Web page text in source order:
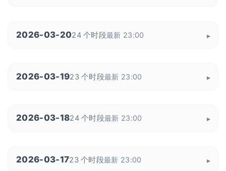
2026-03-2024 个时段最新 23:00
2026-03-1923 个时段最新 23:00
2026-03-1824 个时段最新 23:00
2026-03-1723 个时段最新 23:00